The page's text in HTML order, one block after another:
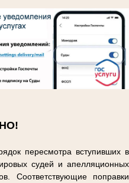
пересмотра вступивших в
судей и апелляционных
Соответствующие поправки